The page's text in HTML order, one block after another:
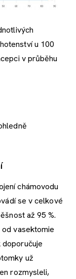
u 100
v průběhu
chámovodu
se v celkové
až 95 %.
vasektomie
doporučuje
už
rozmysleli,